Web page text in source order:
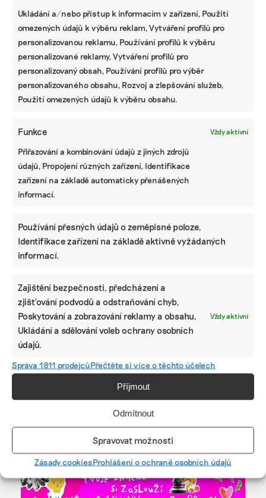
Ukládání a/nebo přístup k informacím v zařízení, Použití
omezených údajů k výběru reklam, Vytváření profilů pro
personalizovanou reklamu, Používání profilů k výběru
personalizované reklamy, Vytváření profilů pro
personalizovaný obsah, Používání profilů pro výběr
personalizovaného obsahu, Rozvoj a zlepšování služeb,
Použití omezených údajů k výběru obsahu.
Funkce Vždy aktivní
Přiřazování a kombinování údajů z jiných zdrojů
údajů, Propojení různých zařízení, Identifikace
zařízení na základě automaticky přenášených
informací.
Používání přesných údajů o zeměpisné poloze,
Identifikace zařízení na základě aktivně vyžádaných
informací.
Zajištění bezpečnosti, předcházení a
zjišťování podvodů a odstraňování chyb,
Poskytování a zobrazování reklamy a obsahu,
Ukládání a sdělování voleb ochrany osobních
údajů.
Vždy aktivní
Správa 1811 prodejcůPřečtěte si více o těchto účelech
Příjmout
Odmítnout
Spravovat možnosti
Zásady cookiesProhlášení o ochraně osobních údajů
ochrana migrujících obojživelníků, například
budování zábran u silnic.
„Snažíme se být blíž regionům, kde působíme.
Zároveň se zaměřujeme spíš na větší projekty
s dlouhodobější perspektivou, kde spolu
s odbornými partnery vidíme větší dopad pro
zadržování vody v krajině, podporu druhů nebo
ředitelka nadačního fondu.
„Díky dlouhodobé podpoře mohou k projektu i
konkrétní lokalitě přistupovat jinak a uvažovat o
ochrany přírody, vody a krajiny je klíčové i pro
projekty, jako je bečovská mokřadní archa, které
mají zároveň ekologický i vzdělávací přesah.
Partnerem článku je Nadační fond Veolia.
KAROLÍNA CHLUMECKÁ
Karolína studuje žurnalistiku na Fakultě sociálních věd
Univerzity Karlovy. Z témat se věnuje mimo jiné udržitelné
módě či komunitní energetice.